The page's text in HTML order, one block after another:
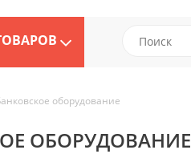
оборудование
ОБОРУДОВАНИЕ